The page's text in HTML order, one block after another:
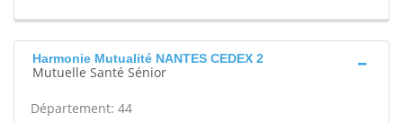
Harmonie Mutualité NANTES CEDEX 2
Mutuelle Santé Sénior
Département: 44